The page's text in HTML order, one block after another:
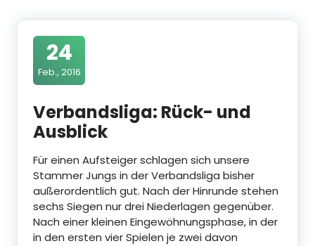
24
Feb., 2016
Verbandsliga: Rück- und
Ausblick
Für einen Aufsteiger schlagen sich unsere
Stammer Jungs in der Verbandsliga bisher
außerordentlich gut. Nach der Hinrunde stehen
sechs Siegen nur drei Niederlagen gegenüber.
Nach einer kleinen Eingewöhnungsphase, in der
in den ersten vier Spielen je zwei davon